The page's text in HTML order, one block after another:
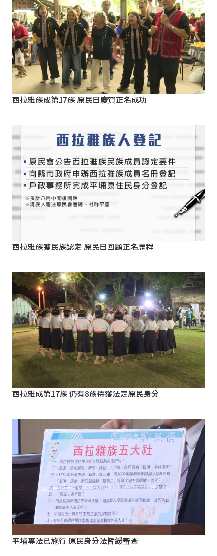
西拉雅族成第17族 原民日慶賀正名成功
西拉雅族獲民族認定 原民日回顧正名歷程
西拉雅成第17族 仍有8族待獲法定原民身分
平埔專法已施行 原民身分法暫緩審查